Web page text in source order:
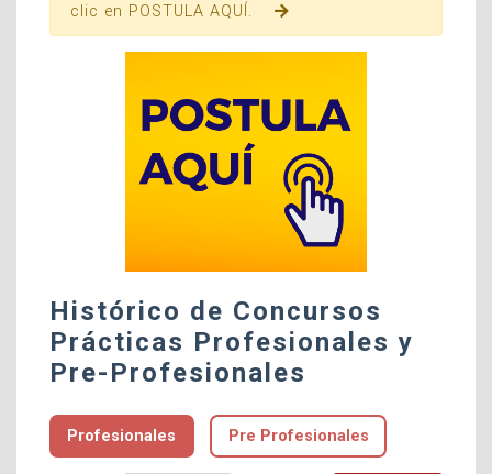
clic en POSTULA AQUÍ.
Histórico de Concursos
Prácticas Profesionales y
Pre-Profesionales
Profesionales Pre Profesionales